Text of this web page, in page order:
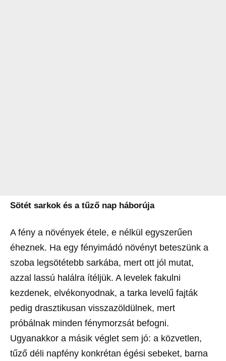
Sötét sarkok és a tűző nap háborúja
A fény a növények étele, e nélkül egyszerűen
éheznek. Ha egy fényimádó növényt beteszünk a
szoba legsötétebb sarkába, mert ott jól mutat,
azzal lassú halálra ítéljük. A levelek fakulni
kezdenek, elvékonyodnak, a tarka levelű fajták
pedig drasztikusan visszazöldülnek, mert
próbálnak minden fénymorzsát befogni.
Ugyanakkor a másik véglet sem jó: a közvetlen,
tűző déli napfény konkrétan égési sebeket, barna